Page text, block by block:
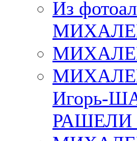
Из
Игорь-
РАШЕЛИ